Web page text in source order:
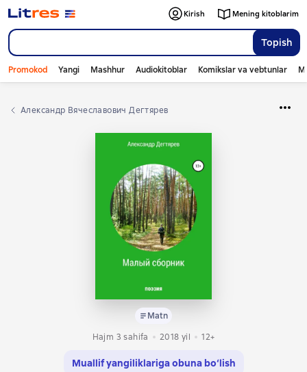
Topish
Kirish Mening kitoblarim
Promokod Yangi Mashhur Audiokitoblar Komikslar va vebtunlar
Александр Вячеславович Дегтярев
Matn
Hajm 3 sahifa
2018 yil 12+
Muallif yangiliklariga obuna bo‘lish